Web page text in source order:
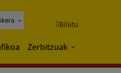
Bilatu
Zerbitzuak Zerbitzuak